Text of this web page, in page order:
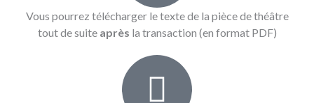
Vous pourrez télécharger le texte de la pièce de théâtre
tout de suite après la transaction (en format PDF)